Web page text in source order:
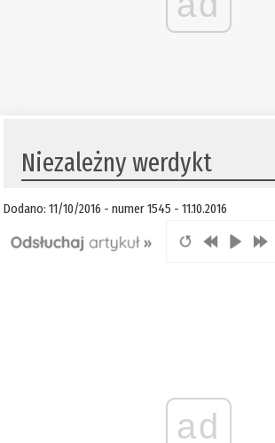
​Niezależny werdykt
Dodano: 11/10/2016 - numer 1545 - 11.10.2016
ad